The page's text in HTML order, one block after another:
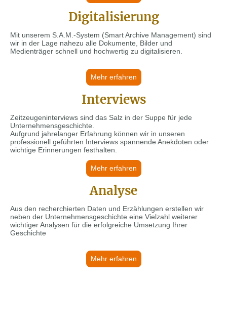
Digitalisierung
Mit unserem S.A.M.-System (Smart Archive Management) sind
wir in der Lage nahezu alle Dokumente, Bilder und
Medienträger schnell und hochwertig zu digitalisieren.
Mehr erfahren
Interviews
Zeitzeugeninterviews sind das Salz in der Suppe für jede
Unternehmensgeschichte.
Aufgrund jahrelanger Erfahrung können wir in unseren
professionell geführten Interviews spannende Anekdoten oder
wichtige Erinnerungen festhalten.
Mehr erfahren
Analyse
Aus den recherchierten Daten und Erzählungen erstellen wir
neben der Unternehmensgeschichte eine Vielzahl weiterer
wichtiger Analysen für die erfolgreiche Umsetzung Ihrer
Geschichte
Mehr erfahren